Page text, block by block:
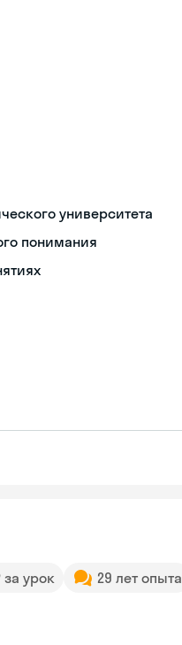
университета
понимания
за урок 29 лет опыта